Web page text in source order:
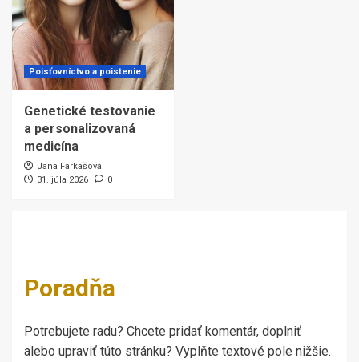
Poisťovníctvo a poistenie
Genetické testovanie
a personalizovaná
medicína
Jana Farkašová
31. júla 2026
0
Poradňa
Potrebujete radu? Chcete pridať komentár, doplniť
alebo upraviť túto stránku? Vyplňte textové pole nižšie.